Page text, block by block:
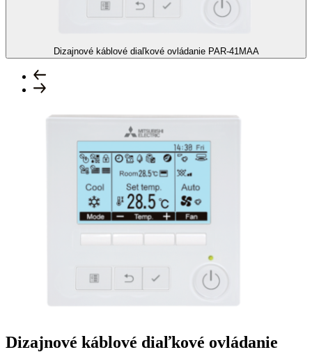
Dizajnové káblové diaľkové ovládanie PAR-41MAA
Dizajnové káblové diaľkové ovládanie